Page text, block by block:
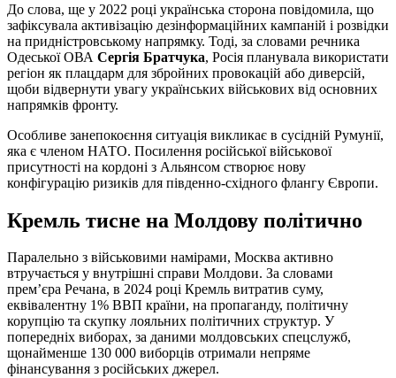
До слова, ще у 2022 році українська сторона повідомила, що
зафіксувала активізацію дезінформаційних кампаній і розвідки
на придністровському напрямку. Тоді, за словами речника
Одеської ОВА Сергія Братчука, Росія планувала використати
регіон як плацдарм для збройних провокацій або диверсій,
щоби відвернути увагу українських військових від основних
напрямків фронту.
Особливе занепокоєння ситуація викликає в сусідній Румунії,
яка є членом НАТО. Посилення російської військової
присутності на кордоні з Альянсом створює нову
конфігурацію ризиків для південно-східного флангу Європи.
Кремль тисне на Молдову політично
Паралельно з військовими намірами, Москва активно
втручається у внутрішні справи Молдови. За словами
прем’єра Речана, в 2024 році Кремль витратив суму,
еквівалентну 1% ВВП країни, на пропаганду, політичну
корупцію та скупку лояльних політичних структур. У
попередніх виборах, за даними молдовських спецслужб,
щонайменше 130 000 виборців отримали непряме
фінансування з російських джерел.